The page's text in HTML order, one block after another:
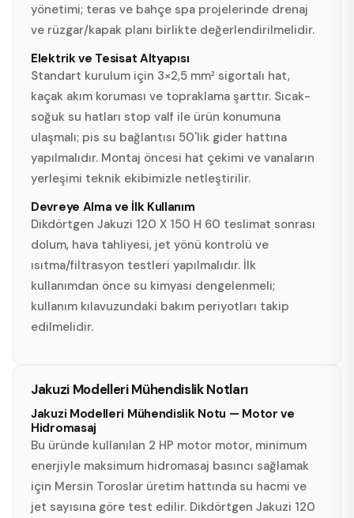
yönetimi; teras ve bahçe spa projelerinde drenaj
ve rüzgar/kapak planı birlikte değerlendirilmelidir.
Elektrik ve Tesisat Altyapısı
Standart kurulum için 3×2,5 mm² sigortalı hat,
kaçak akım koruması ve topraklama şarttır. Sıcak-
soğuk su hatları stop valf ile ürün konumuna
ulaşmalı; pis su bağlantısı 50'lik gider hattına
yapılmalıdır. Montaj öncesi hat çekimi ve vanaların
yerleşimi teknik ekibimizle netleştirilir.
Devreye Alma ve İlk Kullanım
Dikdörtgen Jakuzi 120 X 150 H 60 teslimat sonrası
dolum, hava tahliyesi, jet yönü kontrolü ve
ısıtma/filtrasyon testleri yapılmalıdır. İlk
kullanımdan önce su kimyası dengelenmeli;
kullanım kılavuzundaki bakım periyotları takip
edilmelidir.
Jakuzi Modelleri Mühendislik Notları
Jakuzi Modelleri Mühendislik Notu — Motor ve
Hidromasaj
Bu üründe kullanılan 2 HP motor motor, minimum
enerjiyle maksimum hidromasaj basıncı sağlamak
için Mersin Toroslar üretim hattında su hacmi ve
jet sayısına göre test edilir. Dikdörtgen Jakuzi 120